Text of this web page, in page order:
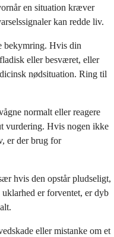
en situation kræver
kan redde liv.
bekymring. Hvis din
eller besværet, eller
nødsituation. Ring til
normalt eller reagere
vurdering. Hvis nogen ikke
er der brug for
hvis den opstår pludseligt,
er forventet, er dyb
eller mistanke om et